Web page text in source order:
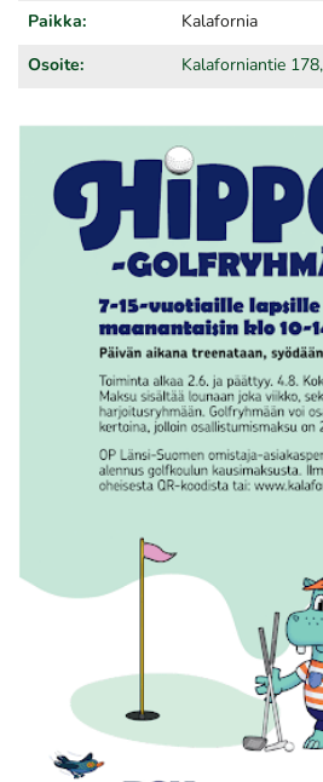
Paikka: Kalafornia
Osoite: Kalaforniantie